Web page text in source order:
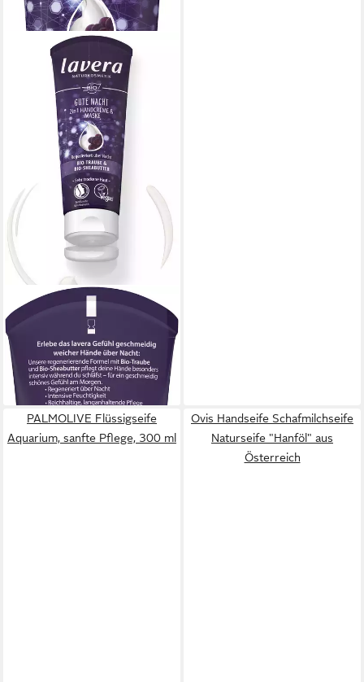
LAVERA
Handcreme Gute Nacht 2in1
Handcreme & -maske
3,89 €
(51,87 €/ 1 l)
lieferbar - in 3-4 Werktagen bei dir
PALMOLIVE Flüssigseife
Aquarium, sanfte Pflege, 300 ml
Ovis Handseife Schafmilchseife
Naturseife "Hanföl" aus
Österreich